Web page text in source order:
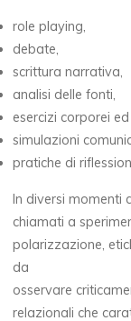
role playing,
debate,
scrittura narrativa,
analisi delle fonti,
esercizi corporei
simulazioni
pratiche di
In diversi momenti
chiamati a
polarizzazione,
da
osservare
relazionali che